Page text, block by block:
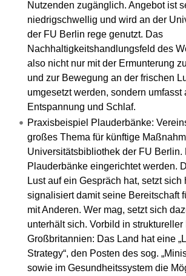
Nutzenden zugänglich. Angebot ist
niedrigschwellig und wird an der
der FU Berlin rege genutzt. Das
Nachhaltigkeitshandlungsfeld des
also nicht nur mit der Ermunterung
und zur Bewegung an der frischen
umgesetzt werden, sondern umfasst
Entspannung und Schlaf.
Praxisbeispiel Plauderbänke:
großes Thema für künftige
Universitätsbibliothek der FU Berlin.
Plauderbänke eingerichtet werden.
Lust auf ein Gespräch hat, setzt sich
signalisiert damit seine Bereitschaft
mit Anderen. Wer mag, setzt sich
unterhält sich. Vorbild in struktureller
Großbritannien: Das Land hat eine
Strategy“, den Posten des sog.
sowie im Gesundheitssystem die